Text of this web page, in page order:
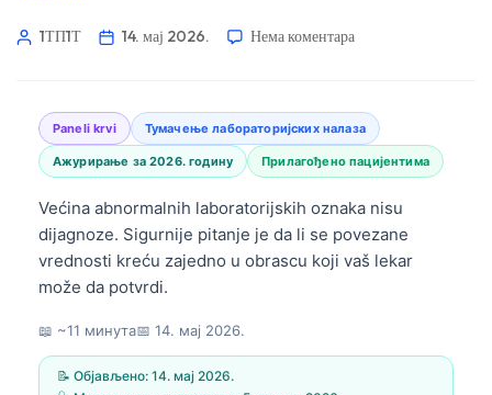
1ТП1Т 14. мај 2026. Нема коментара
Paneli krvi Тумачење лабораторијских налаза
Ажурирање за 2026. годину Прилагођено пацијентима
Većina abnormalnih laboratorijskih oznaka nisu
dijagnoze. Sigurnije pitanje je da li se povezane
vrednosti kreću zajedno u obrascu koji vaš lekar
može da potvrdi.
📖 ~11 минута📅 14. мај 2026.
📝 Објављено: 14. мај 2026.